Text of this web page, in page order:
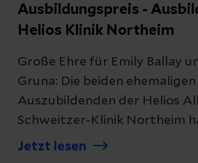
Ausbildungspreis -
Helios Klinik Northeim
Große Ehre für Emily Ballay
Gruna: Die beiden ehemaligen
Auszubildenden der Helios
Schweitzer-Klinik Northeim
Fresenius Ausbildungspreis
Jetzt lesen